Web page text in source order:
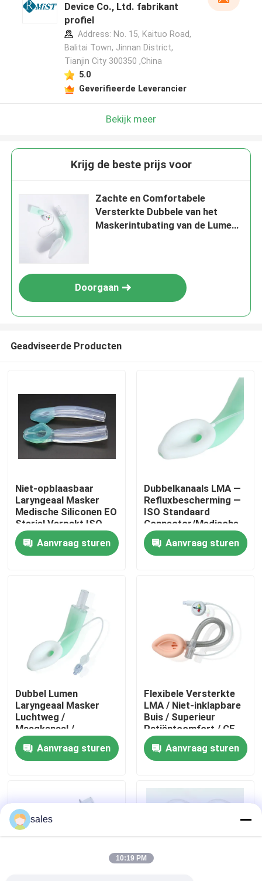
Thuis
Over ons
Fabrieksreis
Kwaliteitscontrole
Contacteer ons
Vraag een offerte aan
ET Buisluchtroute
Device Co., Ltd. fabrikant
profiel
Address: No. 15, Kaituo Road,
Balitai Town, Jinnan District,
Tianjin City 300350 ,China
5.0
Geverifieerde Leverancier
Bekijk meer
Krijg de beste prijs voor
Zachte en Comfortabele
Versterkte Dubbele van het
Maskerintubating van de Lumen
Doorgaan
Geadviseerde Producten
Niet-opblaasbaar
Laryngeaal Masker
Medische Siliconen EO
Steriel Verpakt ISO
Gecertificeerd
Aanvraag sturen
Dubbelkanaals LMA —
Refluxbescherming —
ISO Standaard
Connector/Medische
Siliconen
Structuur/CE ISO
Aanvraag sturen
Dubbel Lumen
Laryngeaal Masker
Luchtweg /
Maagkanaal /
Medische Siliconen
Structuur/CE ISO
Aanvraag sturen
Flexibele Versterkte
LMA / Niet-inklapbare
Buis / Superieur
Patiëntcomfort / CE
ISO Gecertificeerd
Aanvraag sturen
sales
10:19 PM